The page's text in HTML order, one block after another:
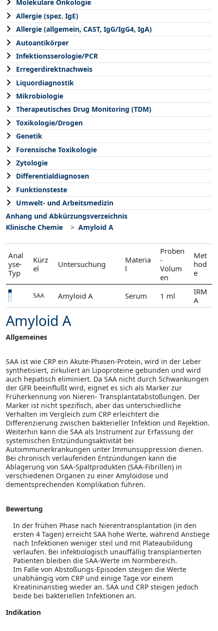
Molekulare Onkologie
Allergie (spez. IgE)
Allergie (allgemein, CAST, IgG/IgG4, IgA)
Autoantikörper
Infektionsserologie/PCR
Erregerdirektnachweis
Liquordiagnostik
Mikrobiologie
Therapeutisches Drug Monitoring (TDM)
Toxikologie/Drogen
Genetik
Forensische Toxikologie
Zytologie
Differentialdiagnosen
Funktionsteste
Umwelt- und Arbeitsmedizin
Anhang und Abkürzungsverzeichnis
Klinische Chemie
Amyloid A
Anal
yse-
Typ
Kürz
el
Untersuchung
Materia
l
Proben
-
Volum
en
Met
hod
e
SAA Amyloid A Serum 1 ml
IRM
A
Amyloid A
Allgemeines
SAA ist wie CRP ein Akute-Phasen-Protein, wird in der Leber
synthetisiert, zirkuliert an Lipoproteine gebunden und wird
auch hepatisch eliminiert. Da SAA nicht durch Schwankungen
der GFR beeinflußt wird, eignet es sich als Marker zur
Früherkennung von Nieren- Transplantatabstoßungen. Der
Marker ist nicht spezifisch, aber das unterschiedliche
Verhalten im Vergleich zum CRP erleichtert die
Differenzierung zwischen bakterieller Infektion und Rejektion.
Weiterhin kann die SAA als Instrument zur Erfassung der
systemischen Entzündungsaktivität bei
Autoimmunerkrankungen unter Immunsuppression dienen.
Bei chronisch verlaufenden Entzündungen kann die
Ablagerung von SAA-Spaltprodukten (SAA-Fibrillen) in
verschiedenen Organen zu einer Amyloidose und
dementsprechenden Komplikation führen.
Bewertung
In der frühen Phase nach Nierentransplantation (in den
ersten 4 Tagen) erreicht SAA hohe Werte, während Anstiege
nach Infektionen weniger steil und mit Plateaubildung
verlaufen. Bei infektiologisch unauffällig transplantierten
Patienten bleiben die SAA-Werte im Normbereich.
Im Falle von Abstoßungs-Episoden steigen die Werte
unabhängig vom CRP und einige Tage vor einem
Kreatininanstieg wieder an. SAA und CRP steigen jedoch
beide bei bakteriellen Infektionen an.
Indikation